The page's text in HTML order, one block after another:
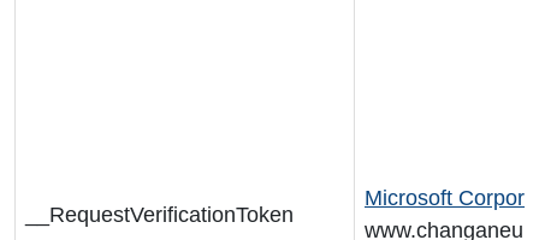
__RequestVerificationToken
Microsoft